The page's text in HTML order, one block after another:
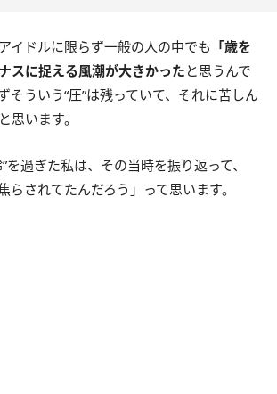
イドルに限らず一般の人の中でも 「歳を
スに捉える風潮が大きかった と思うんで
そういう“圧”は残っていて、それに苦しん
思います。
を過ぎた私は、その当時を振り返って、
らされてたんだろう」って思います。